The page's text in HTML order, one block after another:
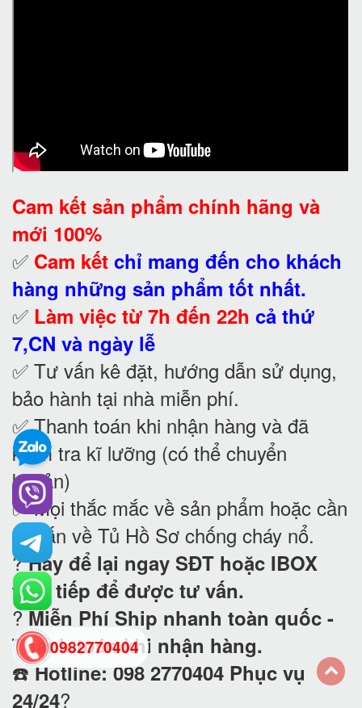
Cam kết sản phẩm chính hãng và
mới 100%
✅ Cam kết chỉ mang đến cho khách
hàng những sản phẩm tốt nhất.
✅ Làm việc từ 7h đến 22h cả thứ
7,CN và ngày lễ
✅ Tư vấn kê đặt, hướng dẫn sử dụng,
bảo hành tại nhà miễn phí.
✅ Thanh toán khi nhận hàng và đã
kiểm tra kĩ lưỡng (có thể chuyển
khoản)
✅ Mọi thắc mắc về sản phẩm hoặc cần
tư vấn về Tủ Hồ Sơ chống cháy nổ.
?Hãy để lại ngay SĐT hoặc IBOX
trực tiếp để được tư vấn.
?Miễn Phí Ship nhanh toàn quốc -
Thanh toán khi nhận hàng.
☎️Hotline: 098 2770404 Phục vụ
24/24?
0982770404